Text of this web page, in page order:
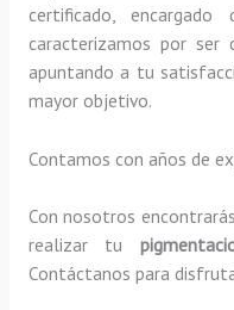
certificado,
caracterizamos por ser
apuntando a tu
mayor objetivo.
Contamos con años de
Con nosotros
realizar tu
Contáctanos para